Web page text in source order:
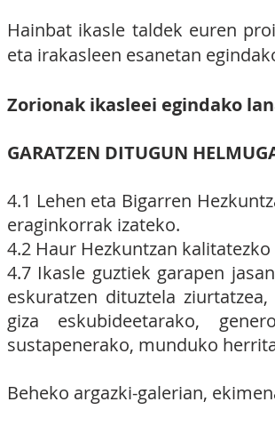
Hainbat ikasle taldek euren
eta irakasleen esanetan
Zorionak ikasleei egindako
GARATZEN DITUGUN
4.1 Lehen eta Bigarren
eraginkorrak izateko.
4.2 Haur Hezkuntzan
4.7 Ikasle guztiek garapen
eskuratzen dituztela
giza eskubideetarako,
sustapenerako, munduko
Beheko argazki-galerian,